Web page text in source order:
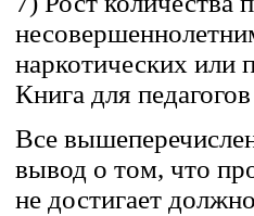
наркотических или
Книга для
Все
вывод о том, что
не достигает